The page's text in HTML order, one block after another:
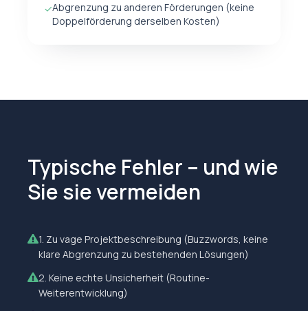
✓Abgrenzung zu anderen Förderungen (keine
Doppelförderung derselben Kosten)
Typische Fehler – und wie
Sie sie vermeiden
1. Zu vage Projektbeschreibung (Buzzwords, keine
klare Abgrenzung zu bestehenden Lösungen)
2. Keine echte Unsicherheit (Routine-
Weiterentwicklung)